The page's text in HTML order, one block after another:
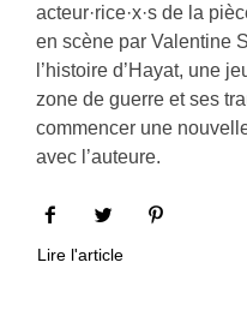
acteur·rice·x·s de la
en scène par Valentine
l’histoire d’Hayat, une
zone de guerre et ses
commencer une
avec l’auteure.
Lire l'article